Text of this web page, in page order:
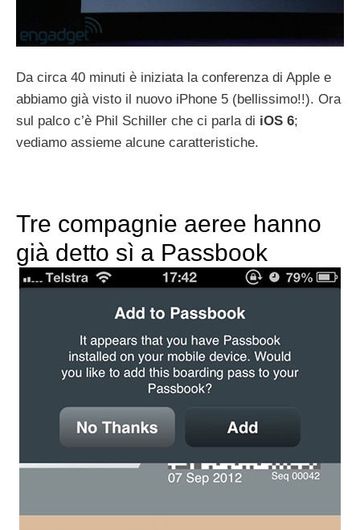
Da circa 40 minuti è iniziata la conferenza di Apple e
abbiamo già visto il nuovo iPhone 5 (bellissimo!!). Ora
sul palco c’è Phil Schiller che ci parla di iOS 6;
vediamo assieme alcune caratteristiche.
Tre compagnie aeree hanno
già detto sì a Passbook